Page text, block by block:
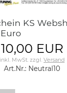
KS
10,00 EUR
inkl. MwSt. zzgl.Versand
Art.Nr.: Neutral10